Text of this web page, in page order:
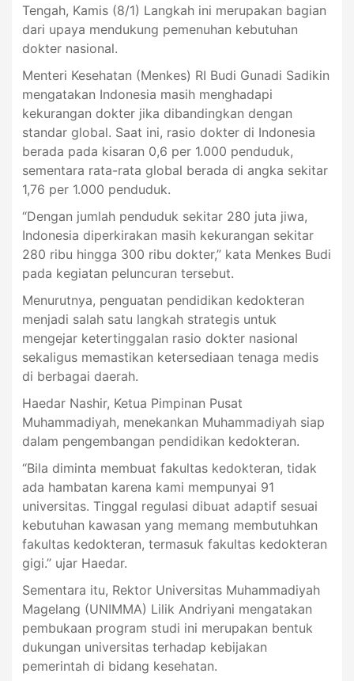
Tengah, Kamis (8/1) Langkah ini merupakan bagian
dari upaya mendukung pemenuhan kebutuhan
dokter nasional.
Menteri Kesehatan (Menkes) RI Budi Gunadi Sadikin
mengatakan Indonesia masih menghadapi
kekurangan dokter jika dibandingkan dengan
standar global. Saat ini, rasio dokter di Indonesia
berada pada kisaran 0,6 per 1.000 penduduk,
sementara rata-rata global berada di angka sekitar
1,76 per 1.000 penduduk.
“Dengan jumlah penduduk sekitar 280 juta jiwa,
Indonesia diperkirakan masih kekurangan sekitar
280 ribu hingga 300 ribu dokter,” kata Menkes Budi
pada kegiatan peluncuran tersebut.
Menurutnya, penguatan pendidikan kedokteran
menjadi salah satu langkah strategis untuk
mengejar ketertinggalan rasio dokter nasional
sekaligus memastikan ketersediaan tenaga medis
di berbagai daerah.
Haedar Nashir, Ketua Pimpinan Pusat
Muhammadiyah, menekankan Muhammadiyah siap
dalam pengembangan pendidikan kedokteran.
“Bila diminta membuat fakultas kedokteran, tidak
ada hambatan karena kami mempunyai 91
universitas. Tinggal regulasi dibuat adaptif sesuai
kebutuhan kawasan yang memang membutuhkan
fakultas kedokteran, termasuk fakultas kedokteran
gigi.” ujar Haedar.
Sementara itu, Rektor Universitas Muhammadiyah
Magelang (UNIMMA) Lilik Andriyani mengatakan
pembukaan program studi ini merupakan bentuk
dukungan universitas terhadap kebijakan
pemerintah di bidang kesehatan.